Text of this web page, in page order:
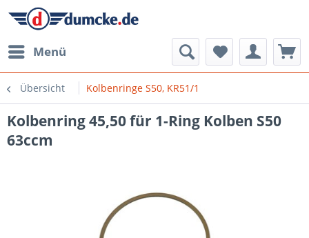
Menü
Übersicht Kolbenringe S50, KR51/1
Kolbenring 45,50 für 1-Ring Kolben S50
63ccm